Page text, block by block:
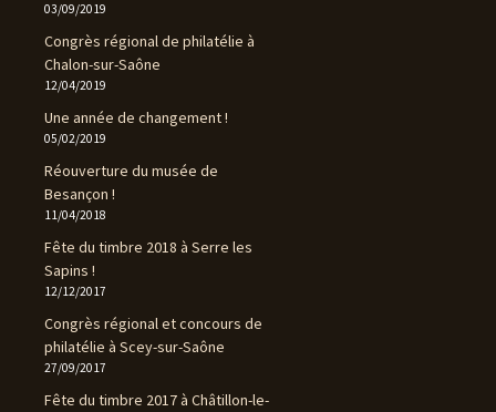
03/09/2019
Congrès régional de philatélie à
Chalon-sur-Saône
12/04/2019
Une année de changement !
05/02/2019
Réouverture du musée de
Besançon !
11/04/2018
Fête du timbre 2018 à Serre les
Sapins !
12/12/2017
Congrès régional et concours de
philatélie à Scey-sur-Saône
27/09/2017
Fête du timbre 2017 à Châtillon-le-